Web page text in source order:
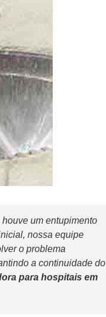
houve um entupimento
nossa equipe
o problema
a continuidade do
para hospitais em